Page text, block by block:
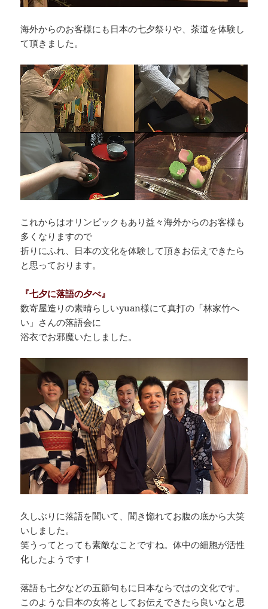
海外からのお客様にも日本の七夕祭りや、茶道を体験し
て頂きました。
これからはオリンピックもあり益々海外からのお客様も
多くなりますので
折りにふれ、日本の文化を体験して頂きお伝えできたら
と思っております。
『七夕に落語の夕べ』
数寄屋造りの素晴らしいyuan様にて真打の「林家竹へ
い」さんの落語会に
浴衣でお邪魔いたしました。
久しぶりに落語を聞いて、聞き惚れてお腹の底から大笑
いしました。
笑うってとっても素敵なことですね。体中の細胞が活性
化したようです！
落語も七夕などの五節句もに日本ならではの文化です。
このような日本の女将としてお伝えできたら良いなと思